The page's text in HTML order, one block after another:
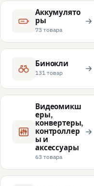
Аккумулято
ры
73 товара
Бинокли
131 товар
Видеомикш
еры,
конвертеры,
контроллер
ы и
аксессуары
63 товара